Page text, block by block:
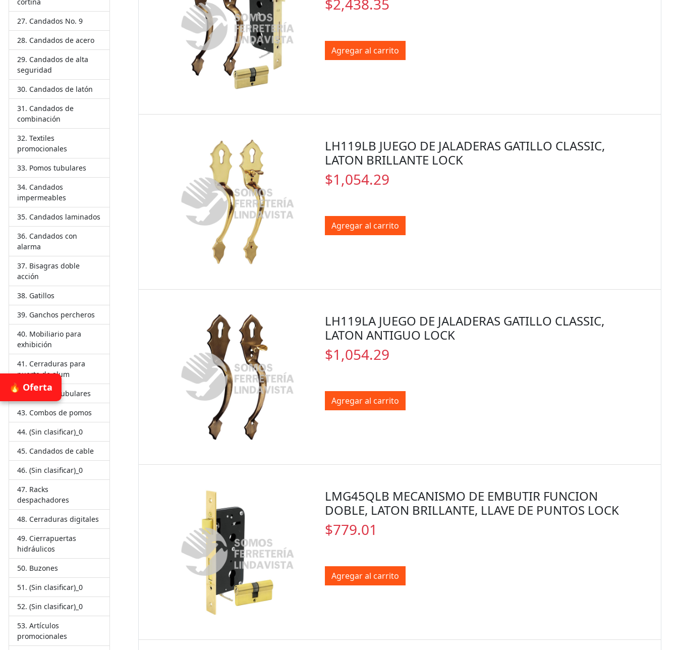
🔥 Oferta
Candados No. 9
Candados de acero
Candados de alta
seguridad
Candados de latón
Candados de
combinación
Textiles
promocionales
Pomos tubulares
Candados
impermeables
Candados laminados
Candados con
alarma
Bisagras doble
acción
Gatillos
Ganchos percheros
Mobiliario para
exhibición
Cerraduras para
puerta de alum
Manijas tubulares
Combos de pomos
(Sin clasificar)_0
Candados de cable
(Sin clasificar)_0
Racks
despachadores
Cerraduras digitales
Cierrapuertas
hidráulicos
Buzones
(Sin clasificar)_0
(Sin clasificar)_0
Artículos
promocionales
$2,438.35
Agregar al carrito
LH119LB JUEGO DE JALADERAS GATILLO CLASSIC,
LATON BRILLANTE LOCK
$1,054.29
Agregar al carrito
LH119LA JUEGO DE JALADERAS GATILLO CLASSIC,
LATON ANTIGUO LOCK
$1,054.29
Agregar al carrito
LMG45QLB MECANISMO DE EMBUTIR FUNCION
DOBLE, LATON BRILLANTE, LLAVE DE PUNTOS LOCK
$779.01
Agregar al carrito